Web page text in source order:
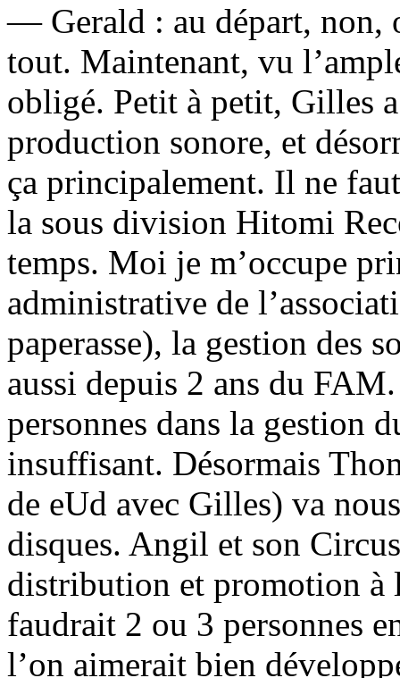
— Gerald : au départ, non,
tout. Maintenant, vu
obligé. Petit à petit, Gilles
production sonore, et
ça principalement. Il ne
la sous division Hitomi
temps. Moi je m’occupe
administrative de
paperasse), la gestion des
aussi depuis 2 ans du
personnes dans la gestion
insuffisant. Désormais
de eUd avec Gilles) va
disques. Angil et son
distribution et promotion à
faudrait 2 ou 3 personnes
l’on aimerait bien